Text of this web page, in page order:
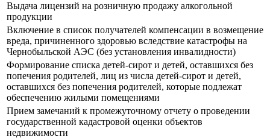
Выдача лицензий на розничную продажу алкогольной
продукции
Включение в список получателей компенсации в возмещение
вреда, причиненного здоровью вследствие катастрофы на
Чернобыльской АЭС (без установления инвалидности)
Формирование списка детей-сирот и детей, оставшихся без
попечения родителей, лиц из числа детей-сирот и детей,
оставшихся без попечения родителей, которые подлежат
обеспечению жилыми помещениями
Прием замечаний к промежуточному отчету о проведении
государственной кадастровой оценки объектов
недвижимости